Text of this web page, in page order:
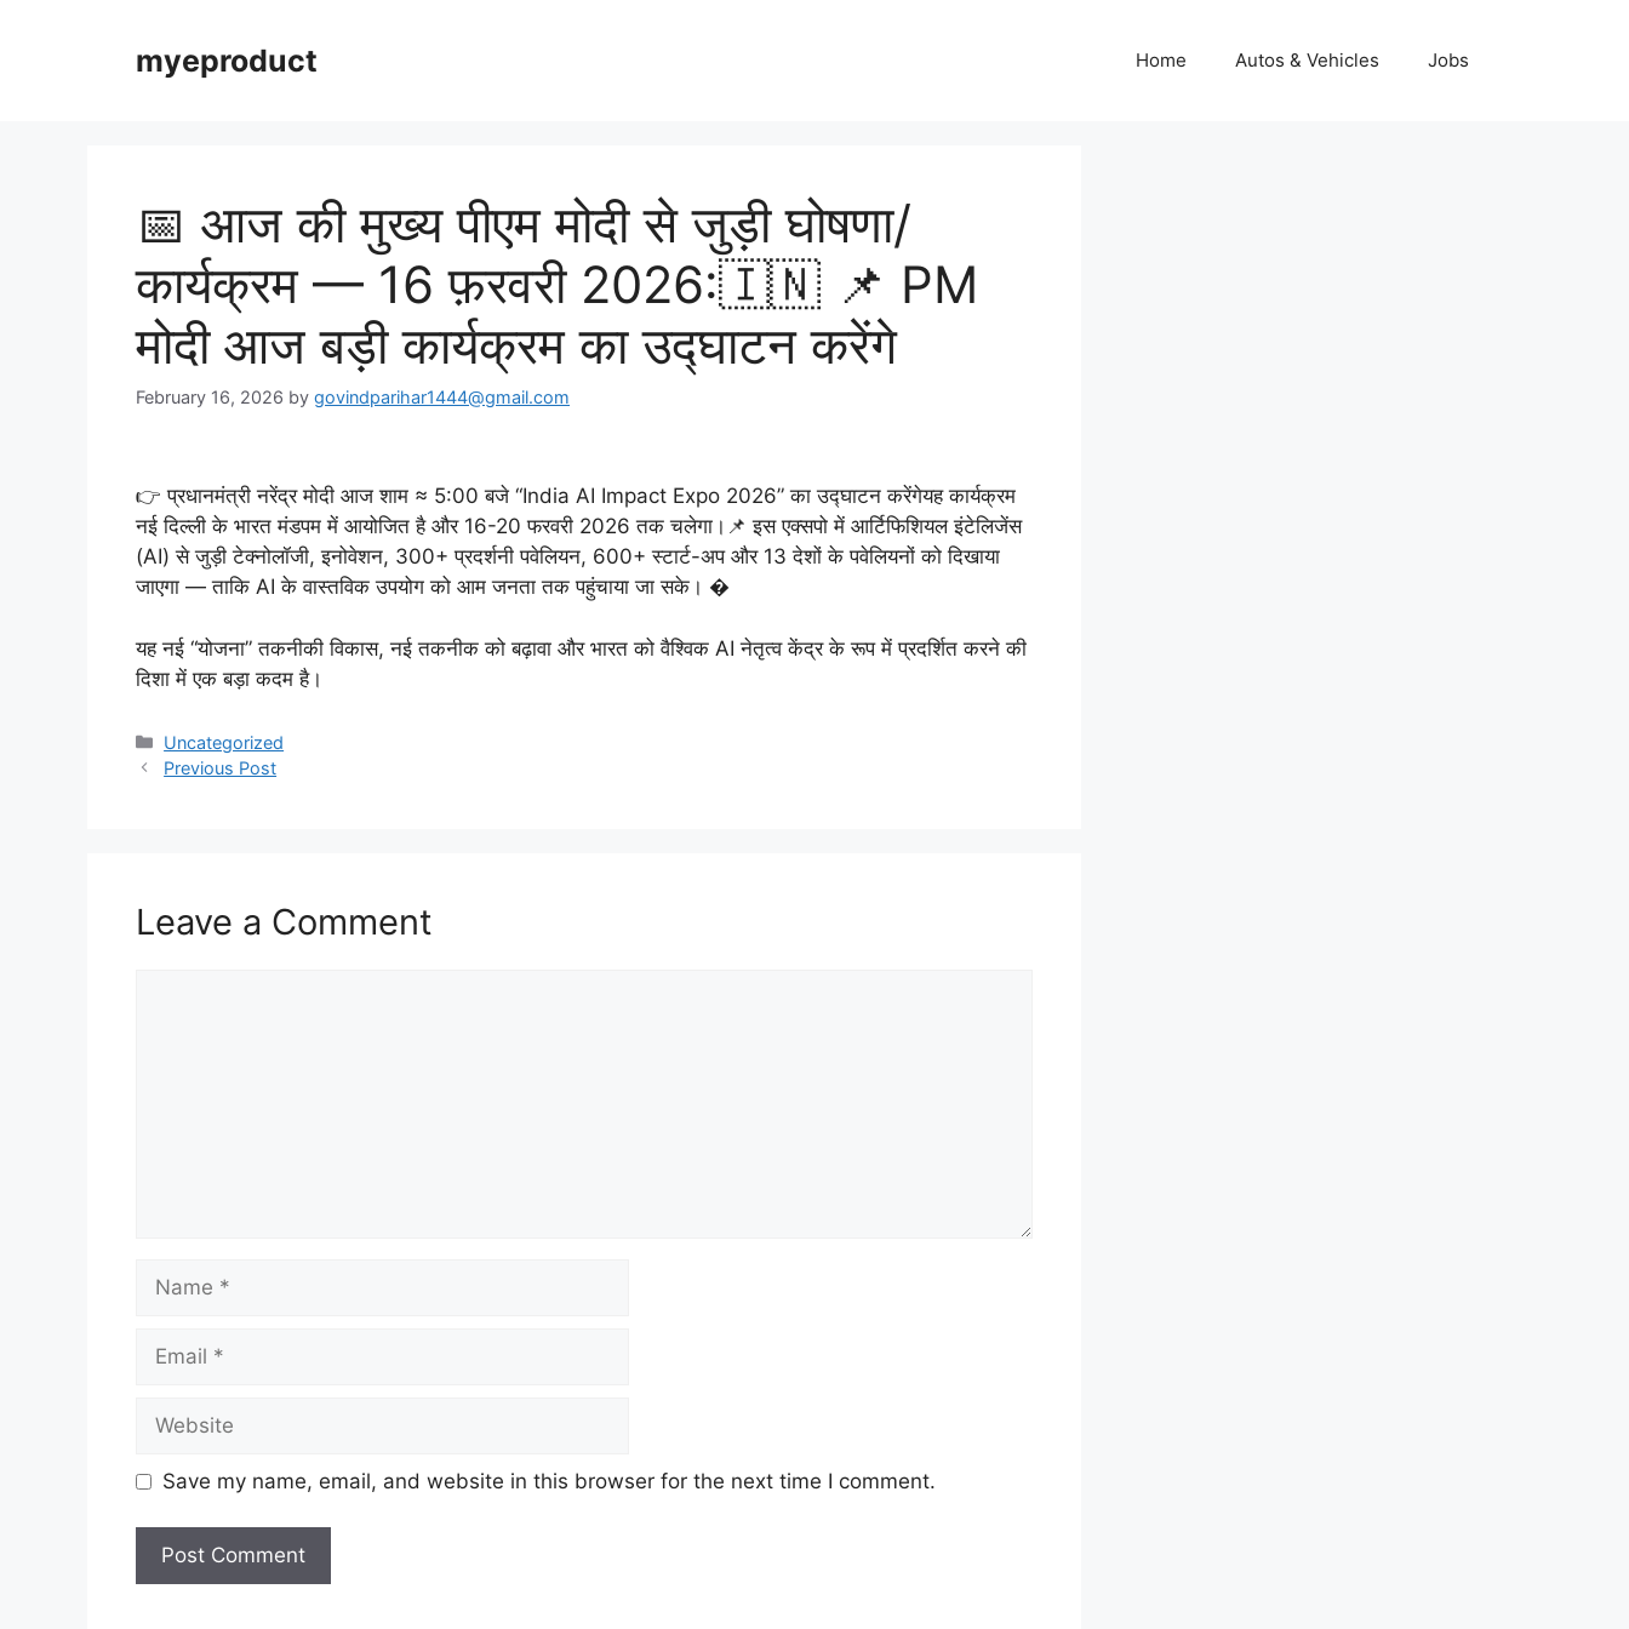
myeproduct Home Autos & Vehicles Jobs
📅 आज की मुख्य पीएम मोदी से जुड़ी घोषणा/
कार्यक्रम — 16 फ़रवरी 2026:🇮🇳 📌 PM
मोदी आज बड़ी कार्यक्रम का उद्घाटन करेंगे
February 16, 2026 by govindparihar1444@gmail.com
👉 प्रधानमंत्री नरेंद्र मोदी आज शाम ≈ 5:00 बजे “India AI Impact Expo 2026” का उद्घाटन करेंगेयह कार्यक्रम
नई दिल्ली के भारत मंडपम में आयोजित है और 16-20 फरवरी 2026 तक चलेगा।📌 इस एक्सपो में आर्टिफिशियल इंटेलिजेंस
(AI) से जुड़ी टेक्नोलॉजी, इनोवेशन, 300+ प्रदर्शनी पवेलियन, 600+ स्टार्ट-अप और 13 देशों के पवेलियनों को दिखाया
जाएगा — ताकि AI के वास्तविक उपयोग को आम जनता तक पहुंचाया जा सके। �
यह नई “योजना” तकनीकी विकास, नई तकनीक को बढ़ावा और भारत को वैश्विक AI नेतृत्व केंद्र के रूप में प्रदर्शित करने की
दिशा में एक बड़ा कदम है।
Uncategorized
Previous Post
Leave a Comment
Save my name, email, and website in this browser for the next time I comment.